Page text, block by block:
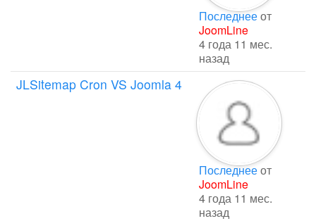
Последнееот
JoomLine
4 года 11 мес.
назад
JLSitemap Cron VS Joomla 4
Последнееот
JoomLine
4 года 11 мес.
назад